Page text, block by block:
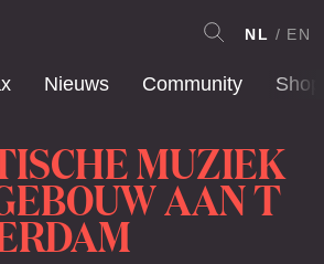
Nieuws Community Shop
NL EN
MUZIEK
AAN T